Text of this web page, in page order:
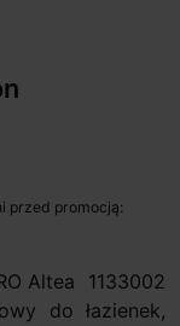
przed promocją:
Altea 1133002
do łazienek,